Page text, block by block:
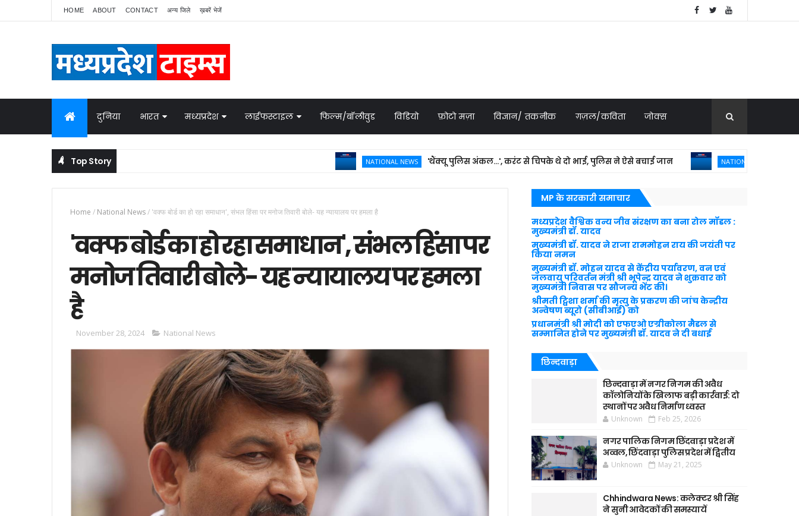
HOME ABOUT CONTACT अन्य जिले ख़बरें भेजें
दुनिया भारत मध्यप्रदेश लाईफस्टाइल फिल्म/बॉलीवुड विडियो फ़ोटो मज़ा विज्ञान/ तकनीक ग़ज़ल/कविता जोक्स
Top Story NATIONAL NEWS 'थैंक्यू पुलिस अंकल...', करंट से चिपके थे दो भाई, पुलिस ने ऐसे बचाई जान NATIONAL NEWS
Home / National News/ 'वक्फ बोर्ड का हो रहा समाधान', संभल हिंसा पर मनोज तिवारी बोले- यह न्यायालय पर हमला है
'वक्फ बोर्ड का हो रहा समाधान', संभल हिंसा पर
मनोज तिवारी बोले- यह न्यायालय पर हमला
है
November 28, 2024 National News
MP के सरकारी समाचार
मध्यप्रदेश वैश्विक वन्य जीव संरक्षण का बना रोल मॉडल :
मुख्यमंत्री डॉ. यादव
मुख्यमंत्री डॉ. यादव ने राजा राममोहन राय की जयंती पर
किया नमन
मुख्यमंत्री डॉ. मोहन यादव से केंद्रीय पर्यावरण, वन एवं
जलवायु परिवर्तन मंत्री श्री भूपेन्द्र यादव ने शुक्रवार को
मुख्यमंत्री निवास पर सौजन्य भेंट की।
श्रीमती ट्विशा शर्मा की मृत्यु के प्रकरण की जांच केन्द्रीय
अन्वेषण ब्यूरो (सीबीआई) को
प्रधानमंत्री श्री मोदी को एफएओ एग्रीकोला मैडल से
सम्मानित होने पर मुख्यमंत्री डॉ. यादव ने दी बधाई
छिन्दवाड़ा
छिन्दवाड़ा में नगर निगम की अवैध
कॉलोनियों के खिलाफ बड़ी कार्रवाई: दो
स्थानों पर अवैध निर्माण ध्वस्त
Unknown Feb 25, 2026
नगर पालिक निगम छिंदवाड़ा प्रदेश में
अव्वल, छिंदवाड़ा पुलिस प्रदेश में द्वितीय
Unknown May 21, 2025
Chhindwara News: कलेक्टर श्री सिंह
ने सुनी आवेदकों की समस्यायें